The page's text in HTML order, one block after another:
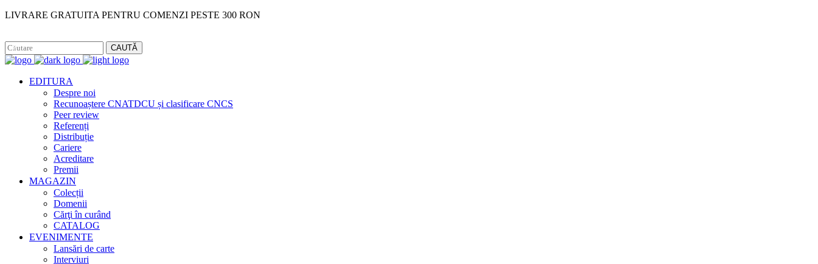
LIVRARE GRATUITA PENTRU COMENZI PESTE 300 RON
CAUTĂ
EDITURA
Despre noi
Recunoaștere CNATDCU și clasificare CNCS
Peer review
Referenți
Distribuție
Cariere
Acreditare
Premii
MAGAZIN
Colecții
Domenii
Cărţi în curând
CATALOG
EVENIMENTE
Lansări de carte
Interviuri